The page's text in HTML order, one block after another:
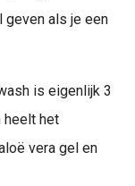
geven als je een
is eigenlijk 3
heelt het
vera gel en